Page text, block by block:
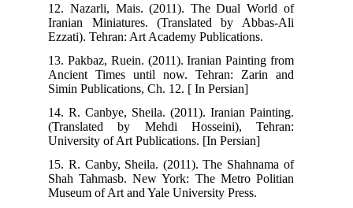
12. Nazarli, Mais. (2011). The Dual World of
Iranian Miniatures. (Translated by Abbas-Ali
Ezzati). Tehran: Art Academy Publications.
13. Pakbaz, Ruein. (2011). Iranian Painting from
Ancient Times until now. Tehran: Zarin and
Simin Publications, Ch. 12. [ In Persian]
14. R. Canbye, Sheila. (2011). Iranian Painting.
(Translated by Mehdi Hosseini), Tehran:
University of Art Publications. [In Persian]
15. R. Canby, Sheila. (2011). The Shahnama of
Shah Tahmasb. New York: The Metro Politian
Museum of Art and Yale University Press.